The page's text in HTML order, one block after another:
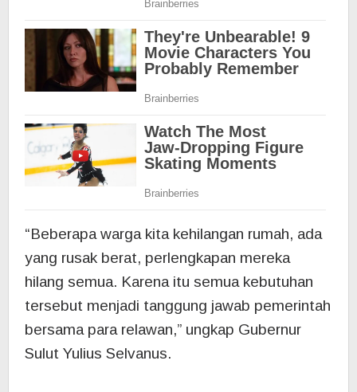
“Beberapa warga kita kehilangan rumah, ada
yang rusak berat, perlengkapan mereka
hilang semua. Karena itu semua kebutuhan
tersebut menjadi tanggung jawab pemerintah
bersama para relawan,” ungkap Gubernur
Sulut Yulius Selvanus.